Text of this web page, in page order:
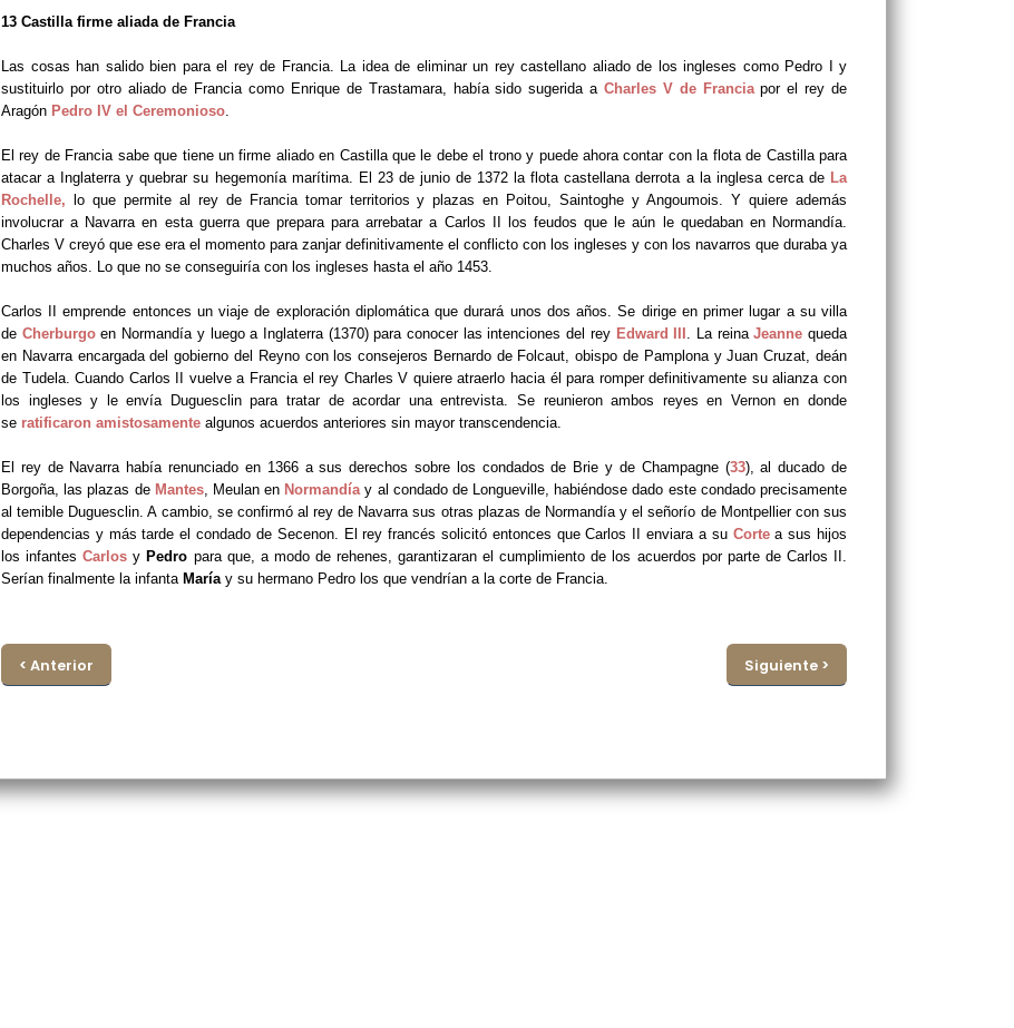
13 Castilla firme aliada de Francia
Las cosas han salido bien para el rey de Francia. La idea de eliminar un rey castellano aliado de los ingleses como Pedro I y
sustituirlo por otro aliado de Francia como Enrique de Trastamara, había sido sugerida a Charles V de Francia por el rey de
Aragón Pedro IV el Ceremonioso.
El rey de Francia sabe que tiene un firme aliado en Castilla que le debe el trono y puede ahora contar con la flota de Castilla para
atacar a Inglaterra y quebrar su hegemonía marítima. El 23 de junio de 1372 la flota castellana derrota a la inglesa cerca de La
Rochelle, lo que permite al rey de Francia tomar territorios y plazas en Poitou, Saintoghe y Angoumois. Y quiere además
involucrar a Navarra en esta guerra que prepara para arrebatar a Carlos II los feudos que le aún le quedaban en Normandía.
Charles V creyó que ese era el momento para zanjar definitivamente el conflicto con los ingleses y con los navarros que duraba ya
muchos años. Lo que no se conseguiría con los ingleses hasta el año 1453.
Carlos II emprende entonces un viaje de exploración diplomática que durará unos dos años. Se dirige en primer lugar a su villa
de Cherburgo en Normandía y luego a Inglaterra (1370) para conocer las intenciones del rey Edward III . La reinaJeanne queda
en Navarra encargada del gobierno del Reyno con los consejeros Bernardo de Folcaut, obispo de Pamplona y Juan Cruzat, deán
de Tudela. Cuando Carlos II vuelve a Francia el rey Charles V quiere atraerlo hacia él para romper definitivamente su alianza con
los ingleses y le envía Duguesclin para tratar de acordar una entrevista. Se reunieron ambos reyes en Vernon en donde
se ratificaron amistosamente algunos acuerdos anteriores sin mayor transcendencia.
El rey de Navarra había renunciado en 1366 a sus derechos sobre los condados de Brie y de Champagne (33), al ducado de
Borgoña, las plazas de Mantes, Meulan en Normandía y al condado de Longueville, habiéndose dado este condado precisamente
al temible Duguesclin. A cambio, se confirmó al rey de Navarra sus otras plazas de Normandía y el señorío de Montpellier con sus
dependencias y más tarde el condado de Secenon. El rey francés solicitó entonces que Carlos II enviara a su Corte a sus hijos
los infantesCarlos y Pedro para que, a modo de rehenes, garantizaran el cumplimiento de los acuerdos por parte de Carlos II.
Serían finalmente la infanta María y su hermano Pedro los que vendrían a la corte de Francia.
< Anterior Siguiente >